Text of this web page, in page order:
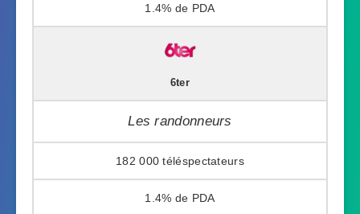
1.4%
6ter
Les randonneurs
182 000
1.4%